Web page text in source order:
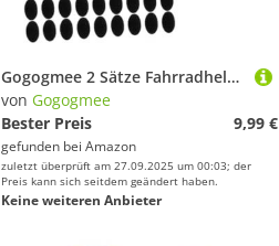
Gogogmee 2 Sätze Fahrradhelm Polster Ersatzset Schaumstoff Inlays mit Klettband Weiche Helmpolster für Mountainbike Scooter Komfortabler Schutz für Helm Innenfutter
von Gogogmee
Bester Preis
9,99 €
gefunden bei Amazon
zuletzt überprüft am 27.09.2025 um 00:03; der
Preis kann sich seitdem geändert haben.
Keine weiteren Anbieter